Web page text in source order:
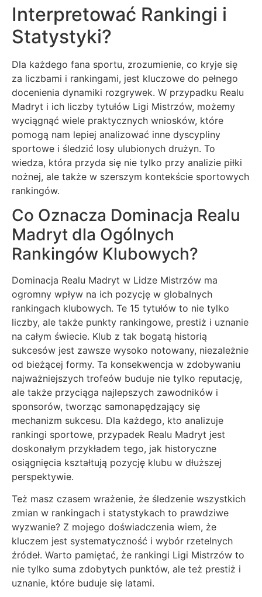
Interpretować Rankingi i
Statystyki?
Dla każdego fana sportu, zrozumienie, co kryje się
za liczbami i rankingami, jest kluczowe do pełnego
docenienia dynamiki rozgrywek. W przypadku Realu
Madryt i ich liczby tytułów Ligi Mistrzów, możemy
wyciągnąć wiele praktycznych wniosków, które
pomogą nam lepiej analizować inne dyscypliny
sportowe i śledzić losy ulubionych drużyn. To
wiedza, która przyda się nie tylko przy analizie piłki
nożnej, ale także w szerszym kontekście sportowych
rankingów.
Co Oznacza Dominacja Realu
Madryt dla Ogólnych
Rankingów Klubowych?
Dominacja Realu Madryt w Lidze Mistrzów ma
ogromny wpływ na ich pozycję w globalnych
rankingach klubowych. Te 15 tytułów to nie tylko
liczby, ale także punkty rankingowe, prestiż i uznanie
na całym świecie. Klub z tak bogatą historią
sukcesów jest zawsze wysoko notowany, niezależnie
od bieżącej formy. Ta konsekwencja w zdobywaniu
najważniejszych trofeów buduje nie tylko reputację,
ale także przyciąga najlepszych zawodników i
sponsorów, tworząc samonapędzający się
mechanizm sukcesu. Dla każdego, kto analizuje
rankingi sportowe, przypadek Realu Madryt jest
doskonałym przykładem tego, jak historyczne
osiągnięcia kształtują pozycję klubu w dłuższej
perspektywie.
Też masz czasem wrażenie, że śledzenie wszystkich
zmian w rankingach i statystykach to prawdziwe
wyzwanie? Z mojego doświadczenia wiem, że
kluczem jest systematyczność i wybór rzetelnych
źródeł. Warto pamiętać, że rankingi Ligi Mistrzów to
nie tylko suma zdobytych punktów, ale też prestiż i
uznanie, które buduje się latami.